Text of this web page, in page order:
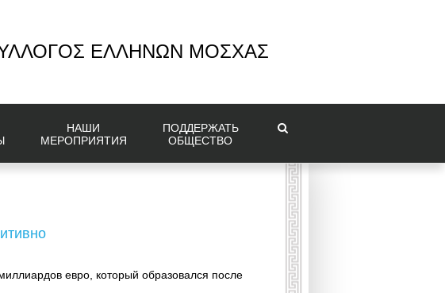
ΕΛΛΗΝΩΝ ΜΟΣΧΑΣ
НАШИ
МЕРОПРИЯТИЯ
ПОДДЕРЖАТЬ
ОБЩЕСТВО
евро, который образовался после